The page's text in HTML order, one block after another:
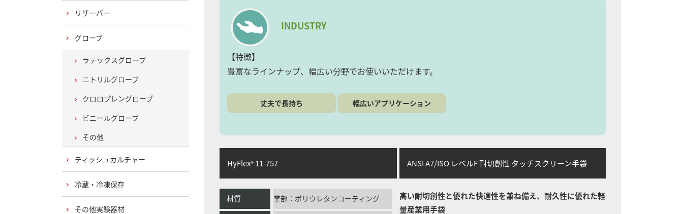
INDUSTRY
【特徴】
豊富なラインナップ、幅広い分野でお使いいただけます。
丈夫で長持ち 幅広いアプリケーション
HyFlex® 11-757 ANSI A7/ISO レベルF 耐切創性 タッチスクリーン手袋
材質 掌部：ポリウレタンコーティング
高い耐切創性と優れた快適性を兼ね備え、耐久性に優れた軽
量産業用手袋
リザーバー
グローブ
ラテックスグローブ
ニトリルグローブ
クロロプレングローブ
ビニールグローブ
その他
ティッシュカルチャー
冷蔵・冷凍保存
その他実験器材